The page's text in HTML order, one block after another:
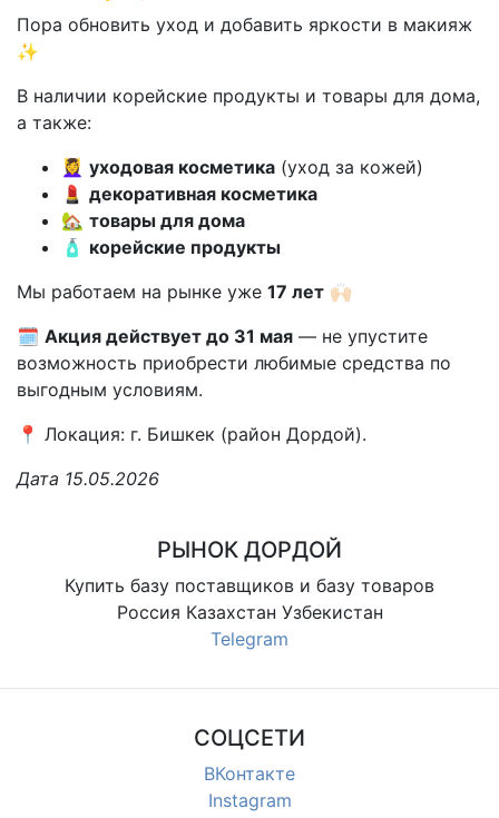
Пора обновить уход и добавить яркости в макияж
✨
В наличии корейские продукты и товары для дома,
а также:
💆‍♀️ уходовая косметика (уход за кожей)
💄 декоративная косметика
🏡 товары для дома
🧴 корейские продукты
Мы работаем на рынке уже 17 лет 🙌🏻
🗓️ Акция действует до 31 мая — не упустите
возможность приобрести любимые средства по
выгодным условиям.
📍 Локация: г. Бишкек (район Дордой).
Дата 15.05.2026
РЫНОК ДОРДОЙ
Купить базу поставщиков и базу товаров
Россия Казахстан Узбекистан
Telegram
СОЦСЕТИ
ВКонтакте
Instagram